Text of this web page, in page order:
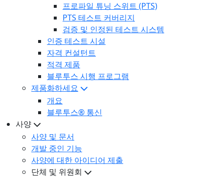
프로파일 튜닝 스위트 (PTS)
PTS 테스트 커버리지
검증 및 인정된 테스트 시스템
인증 테스트 시설
자격 컨설턴트
적격 제품
블루투스 시행 프로그램
제품화하세요
개요
블루투스® 통신
사양
사양 및 문서
개발 중인 기능
사양에 대한 아이디어 제출
단체 및 위원회